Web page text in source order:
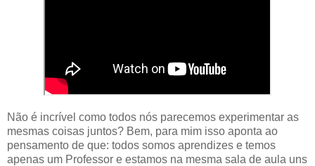
Não é incrível como todos nós parecemos experimentar as
mesmas coisas juntos? Bem, para mim isso aponta ao
pensamento de que: todos somos aprendizes e temos
apenas um Professor e estamos na mesma sala de aula uns